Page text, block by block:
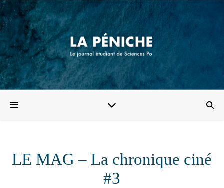
LE MAG – La chronique ciné
#3